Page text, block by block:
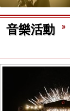
音樂活動